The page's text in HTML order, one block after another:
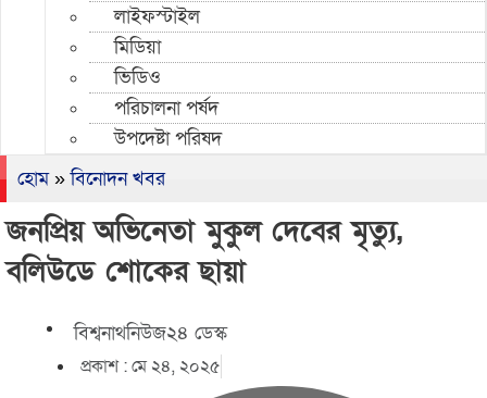
লাইফস্টাইল
মিডিয়া
ভিডিও
পরিচালনা পর্ষদ
উপদেষ্টা পরিষদ
হোম»বিনোদন খবর
জনপ্রিয় অভিনেতা মুকুল দেবের মৃত্যু,
বলিউডে শোকের ছায়া
বিশ্বনাথনিউজ২৪ ডেস্ক
প্রকাশ :মে ২৪, ২০২৫